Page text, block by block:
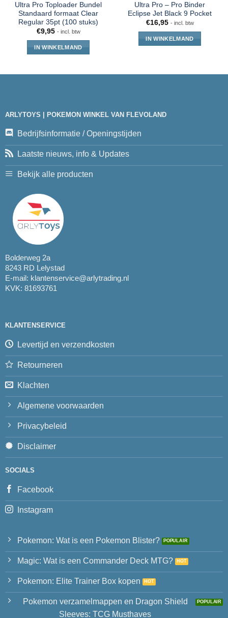
Ultra Pro Toploader Bundel
Standaard formaat Clear
Regular 35pt (100 stuks)
€9,95 - incl. btw
IN WINKELMAND
Ultra Pro – Pro Binder
Eclipse Jet Black 9 Pocket
€16,95 - incl. btw
IN WINKELMAND
ARLYTOYS | POKEMON WINKEL VAN FLEVOLAND
Bedrijfsinformatie / Openingstijden
Laatste nieuws, info & Updates
Bekijk alle producten
Bolderweg 2a
8243 RD Lelystad
E-mail: klantenservice@arlytrading.nl
KVK: 81693761
KLANTENSERVICE
Levertijd en verzendkosten
Retourneren
Klachten
Algemene voorwaarden
Privacybeleid
Disclaimer
SOCIALS
Facebook
Instagram
Pokemon: Wat is een Pokemon Blister?
Magic: Wat is een Commander Deck MTG?
Pokemon: Elite Trainer Box kopen
Pokemon verzamelmappen en Dragon Shield
Sleeves: TCG Musthaves